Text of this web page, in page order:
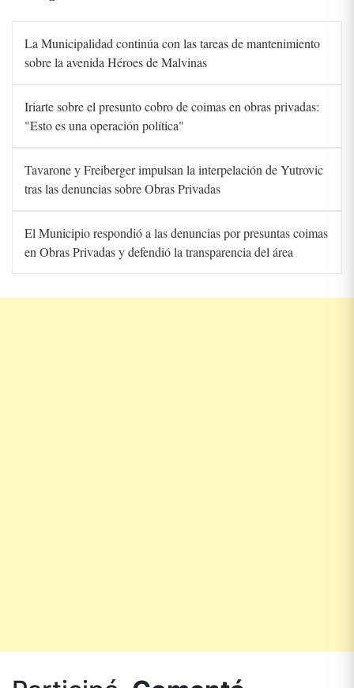
La Municipalidad continúa con las tareas de mantenimiento
sobre la avenida Héroes de Malvinas
Iriarte sobre el presunto cobro de coimas en obras privadas:
"Esto es una operación política"
Tavarone y Freiberger impulsan la interpelación de Yutrovic
tras las denuncias sobre Obras Privadas
El Municipio respondió a las denuncias por presuntas coimas
en Obras Privadas y defendió la transparencia del área